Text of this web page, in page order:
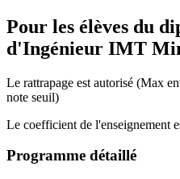
Pour les élèves du
d'Ingénieur IMT
Le rattrapage est autorisé (Max
note seuil)
Le coefficient de l'enseignement
Programme détaillé